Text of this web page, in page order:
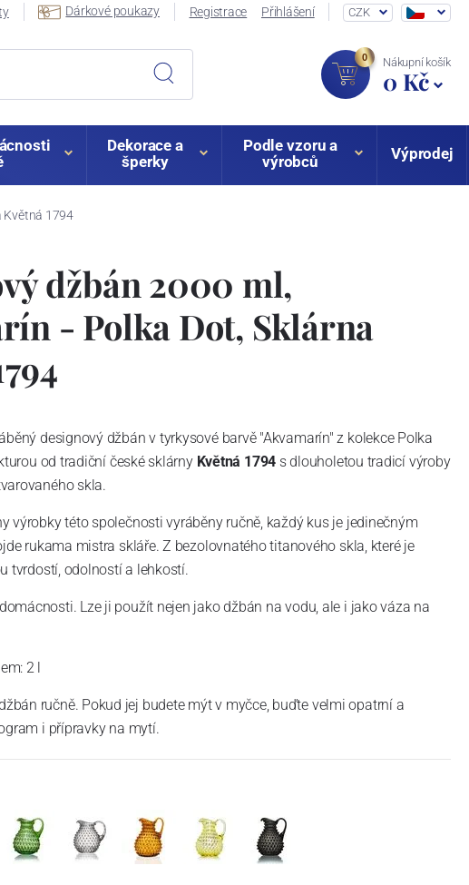
Dárkové poukazy Registrace Přihlášení CZK
0 Nákupní košík
0 Kč
Dekorace a
šperky
Podle vzoru a
výrobců
Výprodej
Květná 1794
džbán 2000 ml,
- Polka Dot, Sklárna
designový džbán v tyrkysové barvě "Akvamarín" z kolekce Polka
od tradiční české sklárny Květná 1794 s dlouholetou tradicí výroby
skla.
výrobky této společnosti vyráběny ručně, každý kus je jedinečným
rukama mistra skláře. Z bezolovnatého titanového skla, které je
tvrdostí, odolností a lehkostí.
Lze ji použít nejen jako džbán na vodu, ale i jako váza na
2 l
ručně. Pokud jej budete mýt v myčce, buďte velmi opatrní a
i přípravky na mytí.